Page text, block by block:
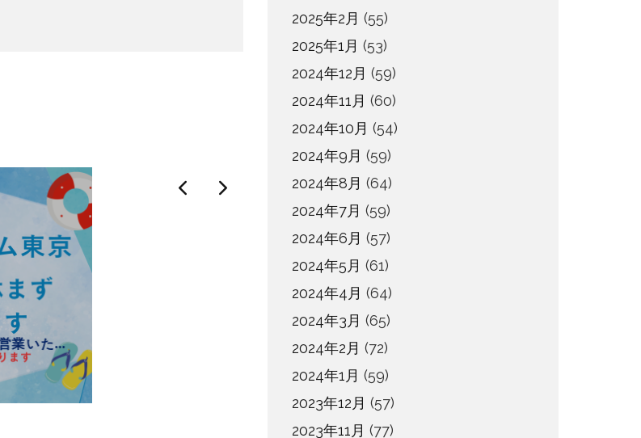
東京：🌞お盆期間中も元気に営業いたします！！！🌞
2025年2月 (55)
2025年1月 (53)
2024年12月 (59)
2024年11月 (60)
2024年10月 (54)
2024年9月 (59)
2024年8月 (64)
2024年7月 (59)
2024年6月 (57)
2024年5月 (61)
2024年4月 (64)
2024年3月 (65)
2024年2月 (72)
2024年1月 (59)
2023年12月 (57)
2023年11月 (77)